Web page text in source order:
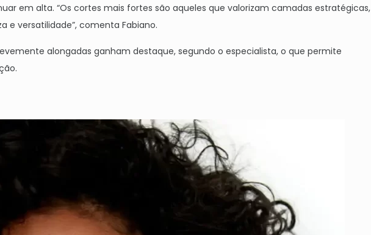
em alta. “Os cortes mais fortes são aqueles que valorizam camadas estratégicas,
e versatilidade”, comenta Fabiano.
alongadas ganham destaque, segundo o especialista, o que permite